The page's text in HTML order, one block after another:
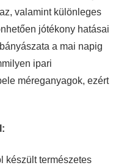
valamint különleges
jótékony hatásai
a mai napig
ipari
méreganyagok, ezért
készült természetes